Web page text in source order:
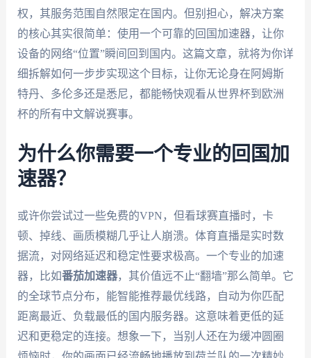
权，其服务范围自然限定在国内。但别担心，解决方案
的核心其实很简单：使用一个可靠的回国加速器，让你
设备的网络“位置”瞬间回到国内。这篇文章，就将为你详
细拆解如何一步步实现这个目标，让你无论身在阿姆斯
特丹、多伦多还是悉尼，都能畅快观看从世界杯到欧洲
杯的所有中文解说赛事。
为什么你需要一个专业的回国加
速器？
或许你尝试过一些免费的VPN，但看球赛直播时，卡
顿、掉线、画质模糊几乎让人崩溃。体育直播是实时数
据流，对网络延迟和稳定性要求极高。一个专业的加速
器，比如番茄加速器，其价值远不止“翻墙”那么简单。它
的全球节点分布，能智能推荐最优线路，自动为你匹配
距离最近、负载最低的国内服务器。这意味着更低的延
迟和更稳定的连接。想象一下，当别人还在为缓冲圆圈